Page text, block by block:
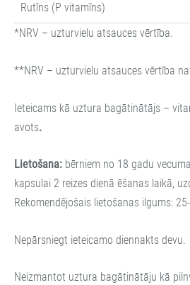
Rutīns (P vitamīns)
*NRV – uzturvielu atsauces vērtība.
**NRV – uzturvielu atsauces vērtība
Ieteicams kā uztura bagātinātājs –
avots.
Lietošana: bērniem no 18 gadu
kapsulai 2 reizes dienā ēšanas laikā,
Rekomendējošais lietošanas ilgums:
Nepārsniegt ieteicamo diennakts devu.
Neizmantot uztura bagātinātāju kā